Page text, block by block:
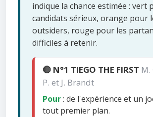
indique la chance estimée : vert
candidats sérieux, orange pour
outsiders, rouge pour les
difficiles à retenir.
🔴 N°1 TIEGO THE FIRST M.
P. et J. Brandt
Pour: de l'expérience et un
tout premier plan.